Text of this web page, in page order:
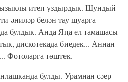
итеп уздырдык. Шундый
әниләр белән тау шуарга
булдык. Анда Яңа ел тамашасы
дискотекада биедек... Аннан
Фотоларга төштек.
булды. Урамнан сәер